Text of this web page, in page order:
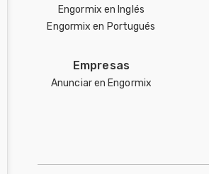
Engormix en Inglés
Engormix en Portugués
Empresas
Anunciar en Engormix